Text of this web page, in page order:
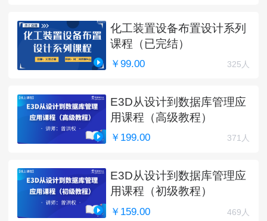
化工装置设备布置设计系列
课程（已完结）
￥99.00 325人
E3D从设计到数据库管理应
用课程（高级教程）
￥199.00 371人
E3D从设计到数据库管理应
用课程（初级教程）
￥159.00 469人